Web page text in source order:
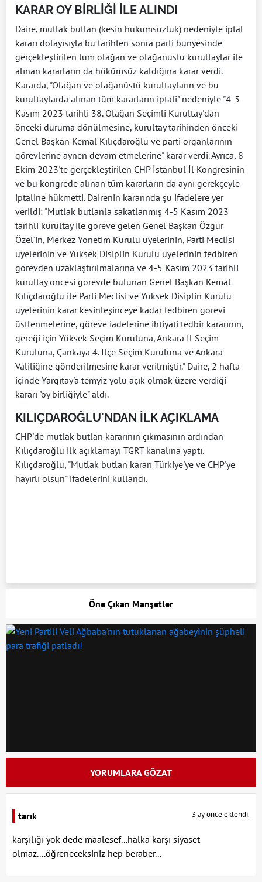
KARAR OY BİRLİĞİ İLE ALINDI
Daire, mutlak butlan (kesin hükümsüzlük) nedeniyle iptal
kararı dolayısıyla bu tarihten sonra parti bünyesinde
gerçekleştirilen tüm olağan ve olağanüstü kurultaylar ile
alınan kararların da hükümsüz kaldığına karar verdi.
Kararda, "Olağan ve olağanüstü kurultayların ve bu
kurultaylarda alınan tüm kararların iptali" nedeniyle "4-5
Kasım 2023 tarihli 38. Olağan Seçimli Kurultay'dan
önceki duruma dönülmesine, kurultay tarihinden önceki
Genel Başkan Kemal Kılıçdaroğlu ve parti organlarının
görevlerine aynen devam etmelerine" karar verdi. Ayrıca, 8
Ekim 2023'te gerçekleştirilen CHP İstanbul İl Kongresinin
ve bu kongrede alınan tüm kararların da aynı gerekçeyle
iptaline hükmetti. Dairenin kararında şu ifadelere yer
verildi: "Mutlak butlanla sakatlanmış 4-5 Kasım 2023
tarihli kurultay ile göreve gelen Genel Başkan Özgür
Özel'in, Merkez Yönetim Kurulu üyelerinin, Parti Meclisi
üyelerinin ve Yüksek Disiplin Kurulu üyelerinin tedbiren
görevden uzaklaştırılmalarına ve 4-5 Kasım 2023 tarihli
kurultay öncesi görevde bulunan Genel Başkan Kemal
Kılıçdaroğlu ile Parti Meclisi ve Yüksek Disiplin Kurulu
üyelerinin karar kesinleşinceye kadar tedbiren görevi
üstlenmelerine, göreve iadelerine ihtiyati tedbir kararının,
gereği için Yüksek Seçim Kuruluna, Ankara İl Seçim
Kuruluna, Çankaya 4. İlçe Seçim Kuruluna ve Ankara
Valiliğine gönderilmesine karar verilmiştir." Daire, 2 hafta
içinde Yargıtay'a temyiz yolu açık olmak üzere verdiği
kararı "oy birliğiyle" aldı.
KILIÇDAROĞLU'NDAN İLK AÇIKLAMA
CHP'de mutlak butlan kararının çıkmasının ardından
Kılıçdaroğlu ilk açıklamayı TGRT kanalına yaptı.
Kılıçdaroğlu, "Mutlak butlan kararı Türkiye'ye ve CHP'ye
hayırlı olsun" ifadelerini kullandı.
Öne Çıkan Manşetler
YORUMLARA GÖZAT
tarık 3 ay önce eklendi.
karşılığı yok dede maalesef...halka karşı siyaset
olmaz....öğreneceksiniz hep beraber...